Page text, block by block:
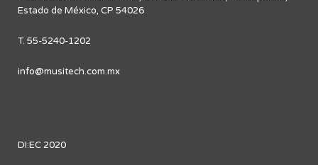
Estado de México, CP 54026
T. 55-5240-1202
info@musitech.com.mx
DI:EC 2020